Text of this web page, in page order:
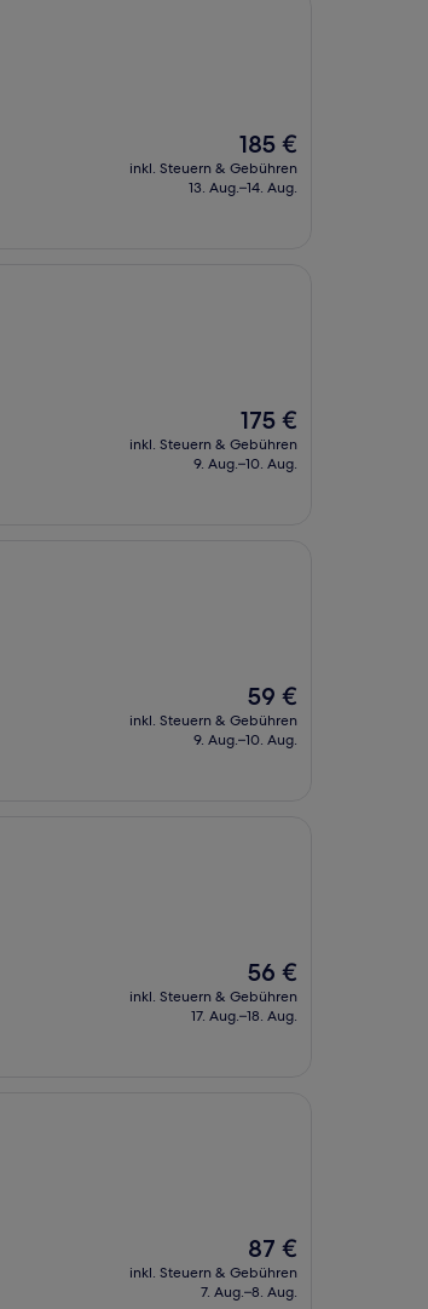
Der
Preis
beträgt
185 €
inkl. Steuern & Gebühren
13. Aug.–14. Aug.
Der
Preis
beträgt
175 €
inkl. Steuern & Gebühren
9. Aug.–10. Aug.
Der
Preis
beträgt
59 €
inkl. Steuern & Gebühren
9. Aug.–10. Aug.
Der
Preis
beträgt
56 €
inkl. Steuern & Gebühren
17. Aug.–18. Aug.
Der
Preis
beträgt
87 €
inkl. Steuern & Gebühren
7. Aug.–8. Aug.